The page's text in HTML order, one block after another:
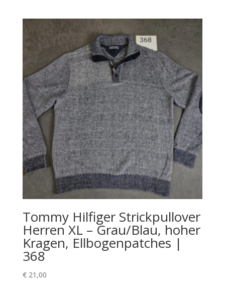
Tommy Hilfiger Strickpullover
Herren XL – Grau/Blau, hoher
Kragen, Ellbogenpatches |
368
€21,00